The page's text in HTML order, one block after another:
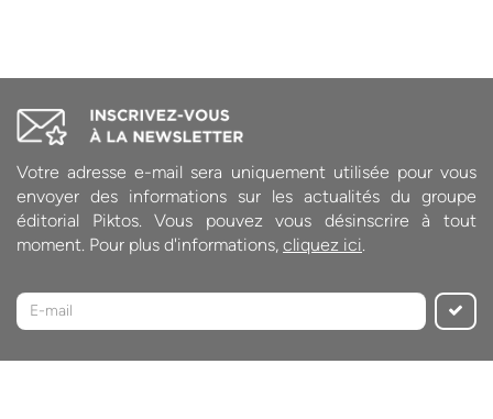
Votre adresse e-mail sera uniquement utilisée pour vous
envoyer des informations sur les actualités du groupe
éditorial Piktos. Vous pouvez vous désinscrire à tout
moment. Pour plus d'informations, cliquez ici